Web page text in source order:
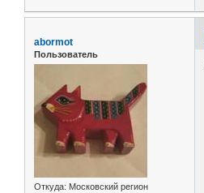
abormot
Пользователь
Откуда: Московский регион